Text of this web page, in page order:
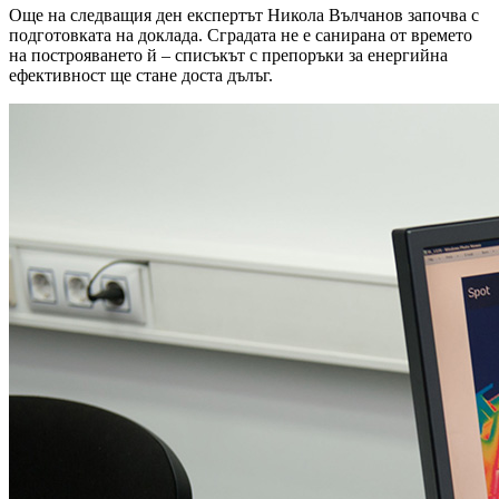
Още на следващия ден експертът Никола Вълчанов започва с
подготовката на доклада. Сградата не е санирана от времето
на построяването й – списъкът с препоръки за енергийна
ефективност ще стане доста дълъг.